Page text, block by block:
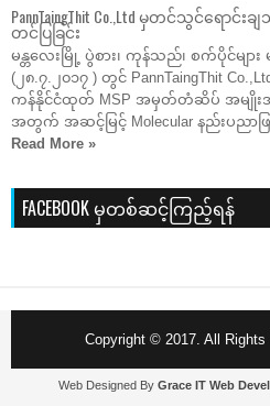
PannTaingThit Co.,Ltd မှတင်သွင်ရောင်
တင်ပြခြင်း
မန္တလေးမြို့ ပွဲစား၊ ကုန်သည်၊ စက်ပိုင်မ
(၂၈.၇.၂၀၁၇ ) တွင် PannTaingThit
ကန်နိုင်ငံထုတ် MSP အမှတ်တံဆိပ် အမျိုးအစာ
အတွက် အဆင့်မြင့် Molecular နည်းပညာ
Read More »
FACEBOOK မှတစ်ဆင့်ကြည့်ရန်
Copyright © 2017. All
Web Designed By Grace IT Web